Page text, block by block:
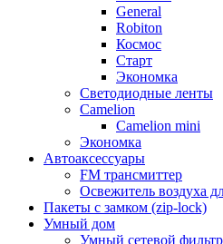
General
Robiton
Космос
Старт
Экономка
Светодиодные ленты
Camelion
Camelion mini
Экономка
Автоаксессуары
FM трансмиттер
Освежитель воздуха
Пакеты с замком (zip-lock)
Умный дом
Умный сетевой фильтр